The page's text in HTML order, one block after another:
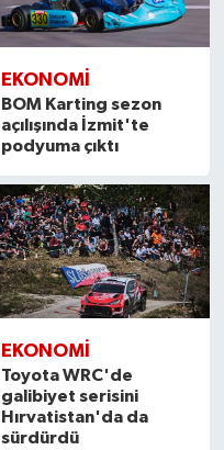
EKONOMI
BOM Karting sezon
açılışında İzmit'te
podyuma çıktı
EKONOMI
Toyota WRC'de
galibiyet serisini
Hırvatistan'da da
sürdürdü